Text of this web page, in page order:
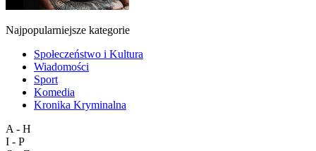
Najpopularniejsze kategorie
Społeczeństwo i Kultura
Wiadomości
Sport
Komedia
Kronika Kryminalna
A - H
I - P